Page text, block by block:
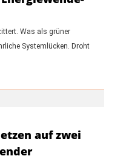
Was als grüner
Systemlücken. Droht
auf zwei